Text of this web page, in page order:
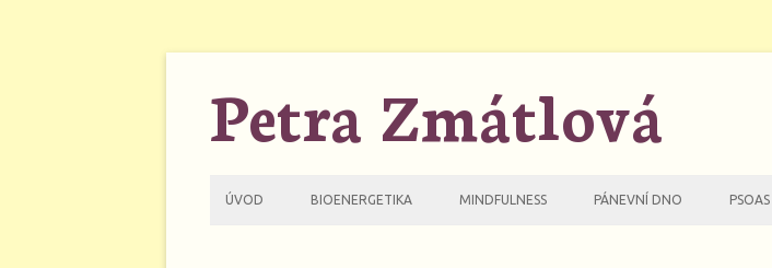
Petra Zmátlová
k
ÚVOD BIOENERGETIKA MINDFULNESS PÁNEVNÍ DNO PSOAS